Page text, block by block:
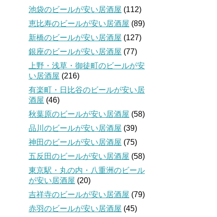
池袋のビールが安い居酒屋 (112)
恵比寿のビールが安い居酒屋 (89)
新橋のビールが安い居酒屋 (127)
銀座のビールが安い居酒屋 (77)
上野・浅草・御徒町のビールが安
い居酒屋 (216)
有楽町・日比谷のビールが安い居
酒屋 (46)
秋葉原のビールが安い居酒屋 (58)
品川のビールが安い居酒屋 (39)
神田のビールが安い居酒屋 (75)
五反田のビールが安い居酒屋 (58)
東京駅・丸の内・八重洲のビール
が安い居酒屋 (20)
吉祥寺のビールが安い居酒屋 (79)
赤羽のビールが安い居酒屋 (45)